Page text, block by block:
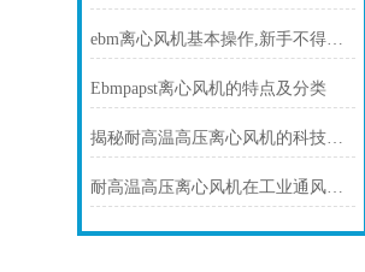
ebm离心风机基本操作,新手不得不看
Ebmpapst离心风机的特点及分类
揭秘耐高温高压离心风机的科技力量！
耐高温高压离心风机在工业通风方面发挥着重要作用